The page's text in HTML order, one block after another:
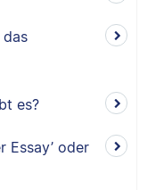
das
es?
Essay’ oder